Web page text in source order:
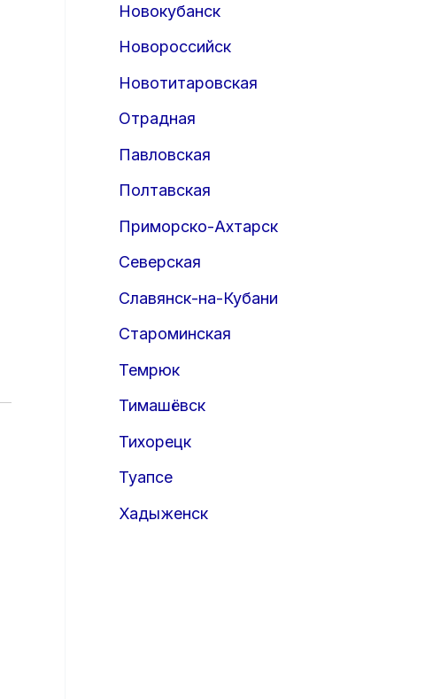
Новокубанск
Новороссийск
Новотитаровская
Отрадная
Павловская
Полтавская
Приморско-Ахтарск
Северская
Славянск-на-Кубани
Староминская
Темрюк
Тимашёвск
Тихорецк
Туапсе
Хадыженск